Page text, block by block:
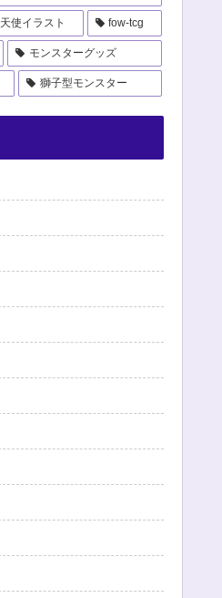
天使イラスト fow-tcg
モンスターグッズ
獅子型モンスター